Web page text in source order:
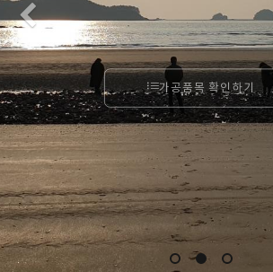
가공품목 확인하기
Previous